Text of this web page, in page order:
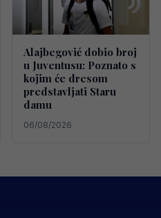
Alajbegović dobio broj
u Juventusu: Poznato s
kojim će dresom
predstavljati Staru
damu
06/08/2026